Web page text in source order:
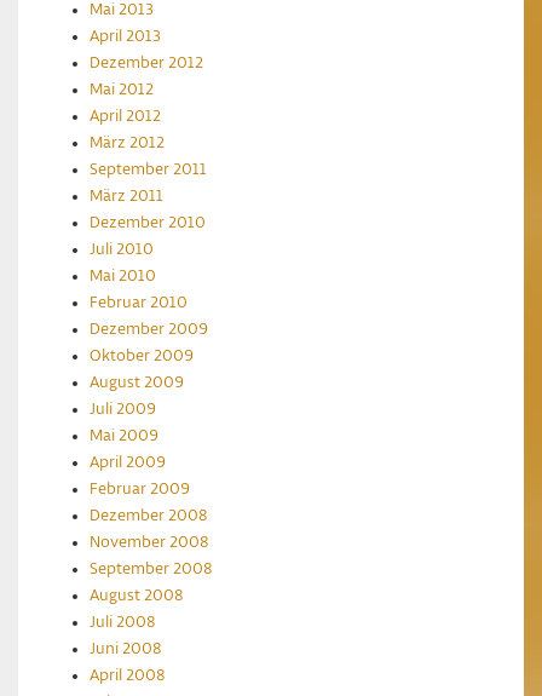
Mai 2013
April 2013
Dezember 2012
Mai 2012
April 2012
März 2012
September 2011
März 2011
Dezember 2010
Juli 2010
Mai 2010
Februar 2010
Dezember 2009
Oktober 2009
August 2009
Juli 2009
Mai 2009
April 2009
Februar 2009
Dezember 2008
November 2008
September 2008
August 2008
Juli 2008
Juni 2008
April 2008